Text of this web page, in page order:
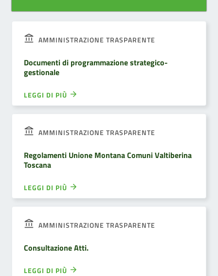
AMMINISTRAZIONE TRASPARENTE
Documenti di programmazione strategico-
gestionale
LEGGI DI PIÙ
AMMINISTRAZIONE TRASPARENTE
Regolamenti Unione Montana Comuni Valtiberina
Toscana
LEGGI DI PIÙ
AMMINISTRAZIONE TRASPARENTE
Consultazione Atti.
LEGGI DI PIÙ